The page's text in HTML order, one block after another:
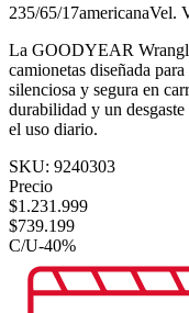
235/65/17americanaVel.
La GOODYEAR
camionetas diseñada
silenciosa y segura en
durabilidad y un
el uso diario.
SKU: 9240303
Precio
$1.231.999
$739.199
C/U-40%